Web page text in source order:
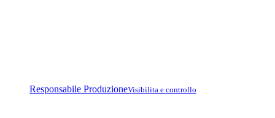
Responsabile ProduzioneVisibilita e controllo